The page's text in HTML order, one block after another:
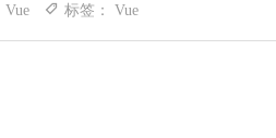
Vue 标签： Vue